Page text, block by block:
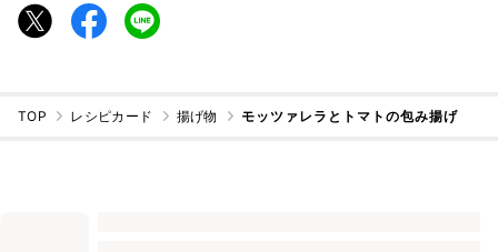
TOP レシピカード 揚げ物 モッツァレラとトマトの包み揚げ